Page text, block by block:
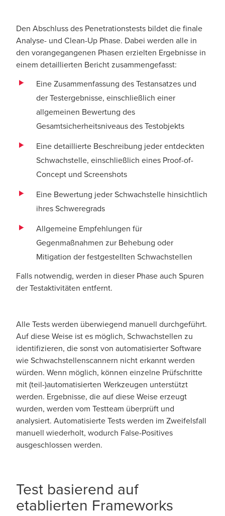
Den Abschluss des Penetrationstests bildet die finale
Analyse- und Clean-Up Phase. Dabei werden alle in
den vorangegangenen Phasen erzielten Ergebnisse in
einem detaillierten Bericht zusammengefasst:
Eine Zusammenfassung des Testansatzes und
der Testergebnisse, einschließlich einer
allgemeinen Bewertung des
Gesamtsicherheitsniveaus des Testobjekts
Eine detaillierte Beschreibung jeder entdeckten
Schwachstelle, einschließlich eines Proof-of-
Concept und Screenshots
Eine Bewertung jeder Schwachstelle hinsichtlich
ihres Schweregrads
Allgemeine Empfehlungen für
Gegenmaßnahmen zur Behebung oder
Mitigation der festgestellten Schwachstellen
Falls notwendig, werden in dieser Phase auch Spuren
der Testaktivitäten entfernt.
Alle Tests werden überwiegend manuell durchgeführt.
Auf diese Weise ist es möglich, Schwachstellen zu
identifizieren, die sonst von automatisierter Software
wie Schwachstellenscannern nicht erkannt werden
würden. Wenn möglich, können einzelne Prüfschritte
mit (teil-)automatisierten Werkzeugen unterstützt
werden. Ergebnisse, die auf diese Weise erzeugt
wurden, werden vom Testteam überprüft und
analysiert. Automatisierte Tests werden im Zweifelsfall
manuell wiederholt, wodurch False-Positives
ausgeschlossen werden.
Test basierend auf
etablierten Frameworks